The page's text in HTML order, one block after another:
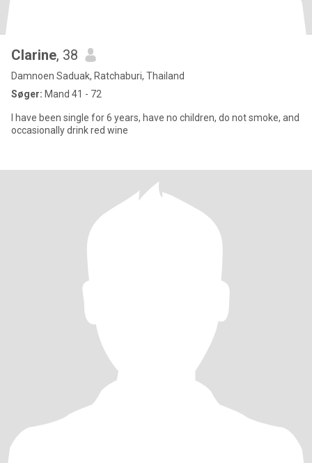
Clarine, 38
Damnoen Saduak, Ratchaburi, Thailand
Søger: Mand 41 - 72
I have been single for 6 years, have no children, do not smoke, and
occasionally drink red wine